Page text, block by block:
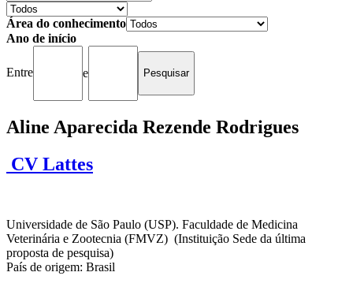
Área do conhecimento
Ano de início
Entre e
Aline Aparecida Rezende Rodrigues
CV Lattes
Universidade de São Paulo (USP). Faculdade de Medicina
Veterinária e Zootecnia (FMVZ) (Instituição Sede da última
proposta de pesquisa)
País de origem: Brasil